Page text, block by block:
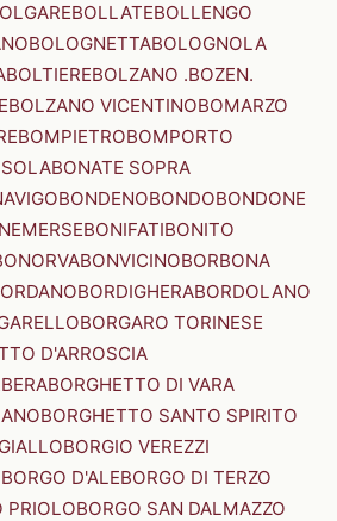
BOLLATEBOLLENGO
BOLOGNETTABOLOGNOLA
BOLTIEREBOLZANO .BOZEN.
BOLZANO VICENTINOBOMARZO
BOMPIETROBOMPORTO
BONATE SOPRA
BONDENOBONDOBONDONE
BONIFATIBONITO
BONVICINOBORBONA
BORDIGHERABORDOLANO
BORGARO TORINESE
D'ARROSCIA
BORGHETTO DI VARA
BORGHETTO SANTO SPIRITO
BORGIO VEREZZI
BORGO D'ALEBORGO DI TERZO
PRIOLOBORGO SAN DALMAZZO